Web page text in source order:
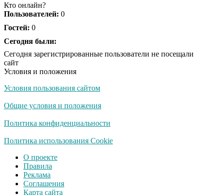
Кто онлайн?
Пользователей: 0
Гостей: 0
Сегодня были:
Сегодня зарегистрированные пользователи не посещали
сайт
Условия и положения
Условия пользования сайтом
Общие условия и положения
Политика конфиденциальности
Политика использования Cookie
О проекте
Правила
Реклама
Соглашения
Карта сайта